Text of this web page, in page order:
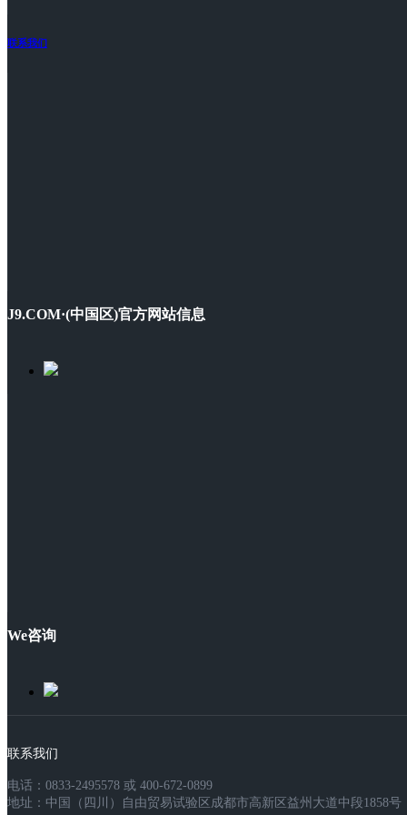
联系我们
J9.COM·(中国区)官方网站信息
We咨询
联系我们
电话：0833-2495578 或 400-672-0899
地址：中国（四川）自由贸易试验区成都市高新区益州大道中段1858号